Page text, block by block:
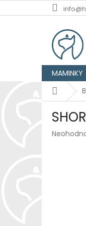
na
MAMINKY
Domů
Průměrné